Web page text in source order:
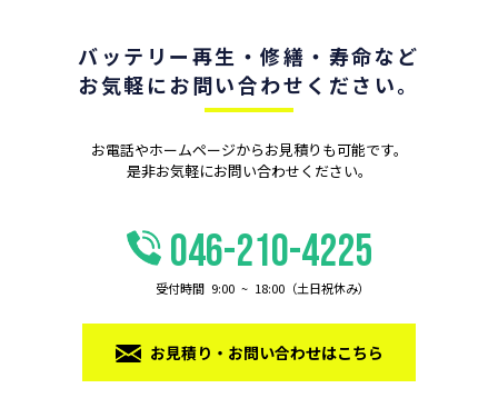
バッテリー再⽣ ・修繕・寿命など
お気軽にお問い合わせください。
お電話やホームページからお⾒積りも可能です。
是⾮お気軽にお問い合わせください。
046-210-4225
受付時間 9:00 ~ 18:00（⼟⽇祝休み）
お⾒積り・お問い合わせはこちら